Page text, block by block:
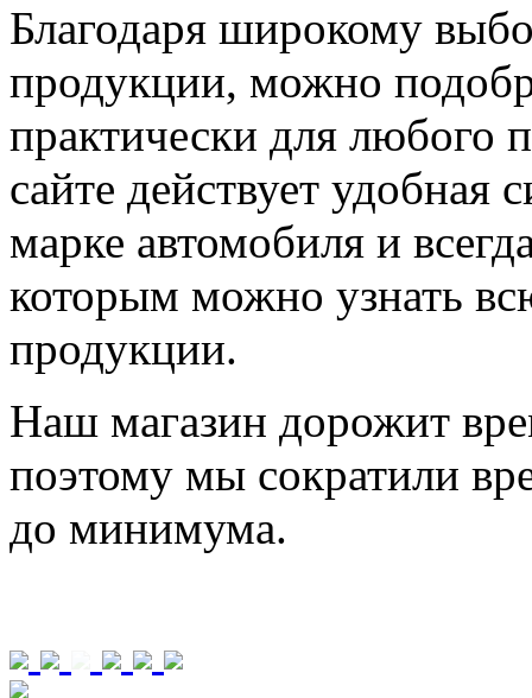
Благодаря широкому
продукции, можно
практически для любого
сайте действует удобная
марке автомобиля и
которым можно узнать
продукции.
Наш магазин дорожит
поэтому мы сократили
до минимума.